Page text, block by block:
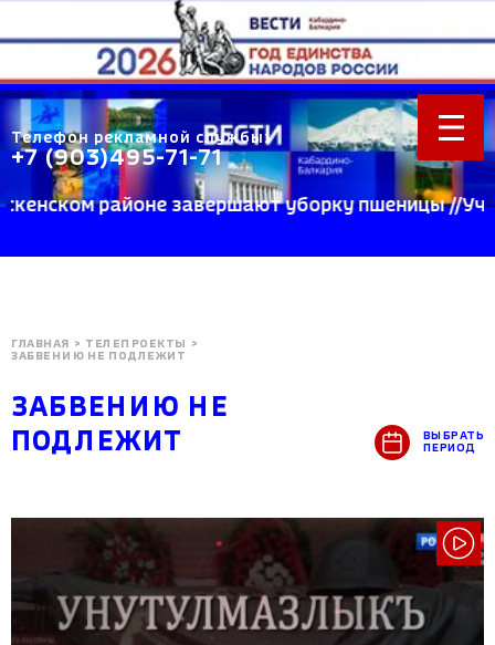
Телефон рекламной службы:
+7 (903)495-71-71
завершают уборку пшеницы //Ученые
ГЛАВНАЯ > ТЕЛЕПРОЕКТЫ
>
ЗАБВЕНИЮ НЕ ПОДЛЕЖИТ
ЗАБВЕНИЮ НЕ
ПОДЛЕЖИТ
ВЫБРАТЬ
ПЕРИОД